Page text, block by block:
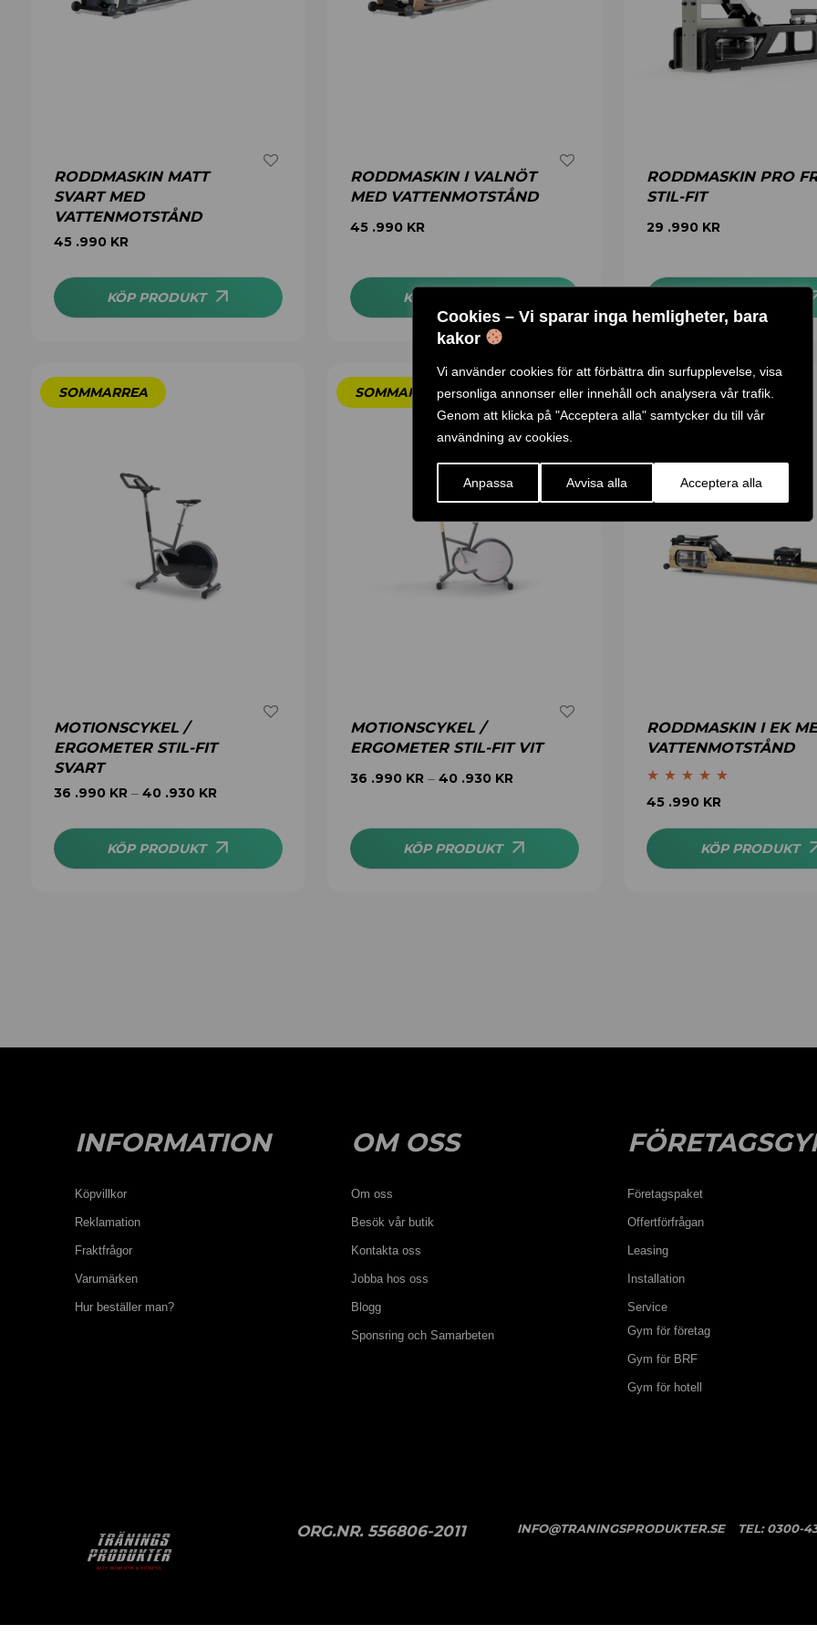
Cookies – Vi sparar inga hemligheter, bara
kakor
Vi använder cookies för att förbättra din surfupplevelse, visa
personliga annonser eller innehåll och analysera vår trafik.
Genom att klicka på "Acceptera alla" samtycker du till vår
användning av cookies.
Anpassa Avvisa alla Acceptera alla
RODDMASKIN MATT
SVART MED
VATTENMOTSTÅND
45 .990 KR
KÖP PRODUKT
RODDMASKIN I VALNÖT
MED VATTENMOTSTÅND
45 .990 KR
KÖP PRODUKT
RODDMASKIN PRO
STIL-FIT
29 .990 KR
MOTIONSCYKEL /
ERGOMETER STIL-FIT
SVART
36 .990 KR– 40 .930 KR
KÖP PRODUKT
MOTIONSCYKEL /
ERGOMETER STIL-FIT VIT
36 .990 KR– 40 .930 KR
KÖP PRODUKT
RODDMASKIN I EK
VATTENMOTSTÅND
Betygsatt5.00
45 .990 KR
KÖP PRODUKT
INFORMATION
Köpvillkor
Reklamation
Fraktfrågor
Varumärken
Hur beställer man?
OM OSS
Om oss
Besök vår butik
Kontakta oss
Jobba hos oss
Blogg
Sponsring och Samarbeten
Företagspaket
Offertförfrågan
Leasing
Installation
Service
Gym för företag
Gym för BRF
Gym för hotell
ORG.NR. 556806-2011 INFO@TRANINGSPRODUKTER.SE TEL:0300-